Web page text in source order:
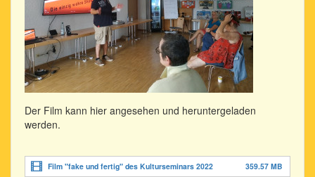
Der Film kann hier angesehen und heruntergeladen
werden.
Film "fake und fertig" des Kulturseminars 2022 359.57 MB